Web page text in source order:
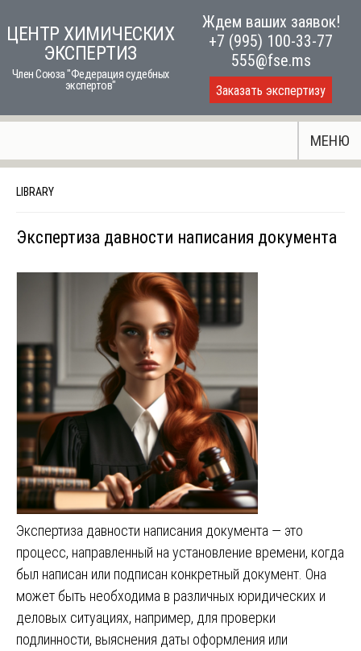
toЦЕНТР ХИМИЧЕСКИХ
ЭКСПЕРТИЗ
Член Союза "Федерация судебных
экспертов"
Ждем ваших заявок!
+7 (995) 100-33-77
555@fse.ms
Заказать экспертизу
МЕНЮ
LIBRARY
Экспертиза давности написания документа
Экспертиза давности написания документа — это
процесс, направленный на установление времени, когда
был написан или подписан конкретный документ. Она
может быть необходима в различных юридических и
деловых ситуациях, например, для проверки
подлинности, выяснения даты оформления или